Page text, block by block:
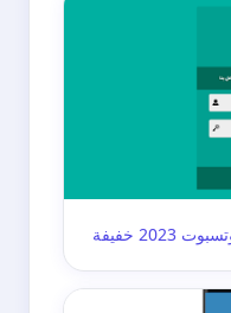
صفحة تسجيل دخول ميكروتك هوتسبوت 2023 خفيفة